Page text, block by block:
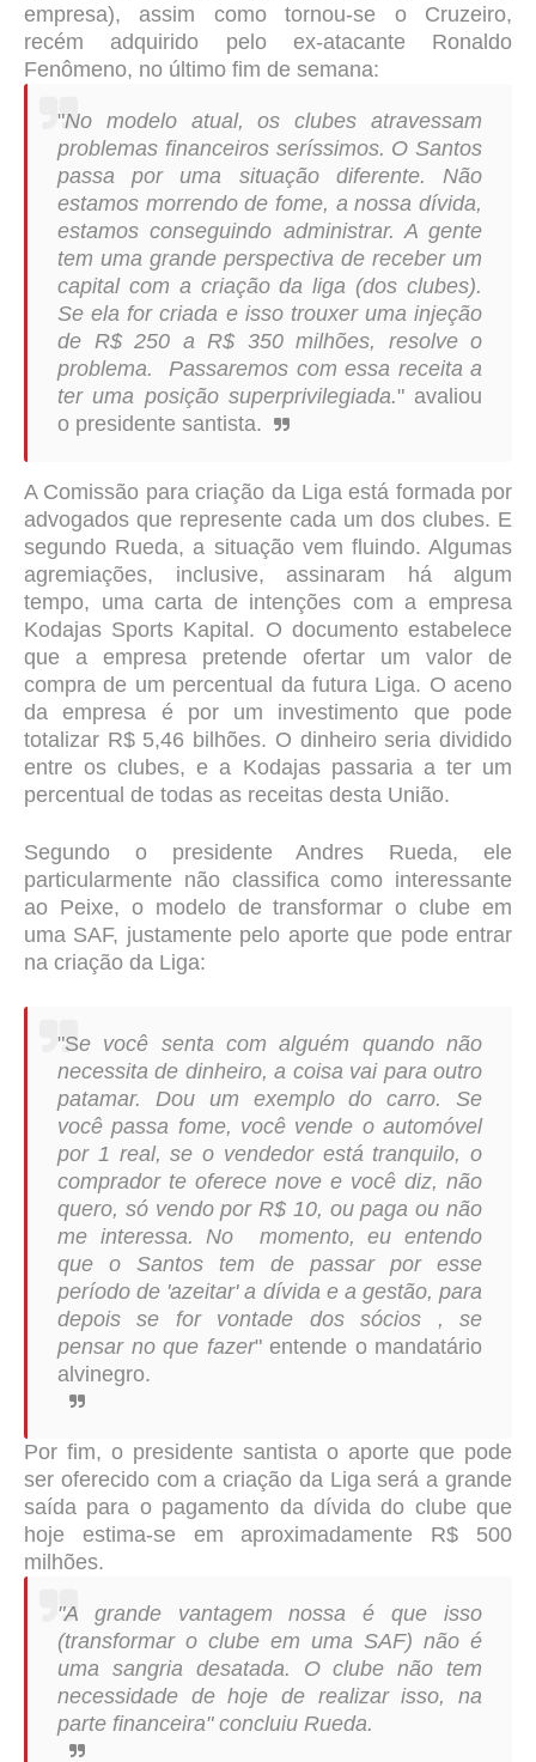
empresa), assim como tornou-se o Cruzeiro,
recém adquirido pelo ex-atacante Ronaldo
Fenômeno, no último fim de semana:
"No modelo atual, os clubes atravessam
problemas financeiros seríssimos. O Santos
passa por uma situação diferente. Não
estamos morrendo de fome, a nossa dívida,
estamos conseguindo administrar. A gente
tem uma grande perspectiva de receber um
capital com a criação da liga (dos clubes).
Se ela for criada e isso trouxer uma injeção
de R$ 250 a R$ 350 milhões, resolve o
problema. Passaremos com essa receita a
ter uma posição superprivilegiada." avaliou
o presidente santista.
A Comissão para criação da Liga está formada por
advogados que represente cada um dos clubes. E
segundo Rueda, a situação vem fluindo. Algumas
agremiações, inclusive, assinaram há algum
tempo, uma carta de intenções com a empresa
Kodajas Sports Kapital. O documento estabelece
que a empresa pretende ofertar um valor de
compra de um percentual da futura Liga. O aceno
da empresa é por um investimento que pode
totalizar R$ 5,46 bilhões. O dinheiro seria dividido
entre os clubes, e a Kodajas passaria a ter um
percentual de todas as receitas desta União.
Segundo o presidente Andres Rueda, ele
particularmente não classifica como interessante
ao Peixe, o modelo de transformar o clube em
uma SAF, justamente pelo aporte que pode entrar
na criação da Liga:
"Se você senta com alguém quando não
necessita de dinheiro, a coisa vai para outro
patamar. Dou um exemplo do carro. Se
você passa fome, você vende o automóvel
por 1 real, se o vendedor está tranquilo, o
comprador te oferece nove e você diz, não
quero, só vendo por R$ 10, ou paga ou não
me interessa. No momento, eu entendo
que o Santos tem de passar por esse
período de 'azeitar' a dívida e a gestão, para
depois se for vontade dos sócios , se
pensar no que fazer" entende o mandatário
alvinegro.
Por fim, o presidente santista o aporte que pode
ser oferecido com a criação da Liga será a grande
saída para o pagamento da dívida do clube que
hoje estima-se em aproximadamente R$ 500
milhões.
"A grande vantagem nossa é que isso
(transformar o clube em uma SAF) não é
uma sangria desatada. O clube não tem
necessidade de hoje de realizar isso, na
parte financeira" concluiu Rueda.